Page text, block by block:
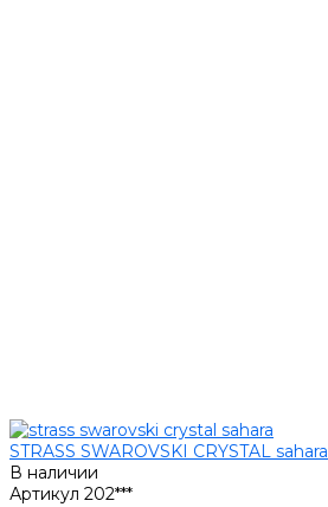
STRASS SWAROVSKI CRYSTAL sahara
В наличии
Артикул 202***